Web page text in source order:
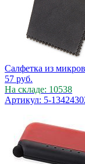
Салфетка из
57 руб.
На складе: 10538
Артикул: 5-